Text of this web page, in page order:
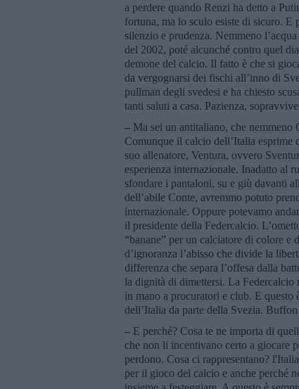
a perdere quando Renzi ha detto a
fortuna, ma lo sculo esiste di sicuro. E
silenzio e prudenza. Nemmeno
del 2002, poté alcunché contro quel
demone del calcio. Il fatto è che si
da vergognarsi dei fischi all’inno di
pullman degli svedesi e ha chiesto
tanti saluti a casa. Pazienza,
– Ma sei un antitaliano, che
Comunque il calcio dell’Italia
suo allenatore, Ventura, ovvero
esperienza internazionale. Inadatto al
sfondare i pantaloni, su e giù davanti
dell’abile Conte, avremmo potuto
internazionale. Oppure potevamo
il presidente della Federcalcio.
“banane” per un calciatore di colore e
d’ignoranza l’abisso che divide la
differenza che separa l’offesa dalla
la dignità di dimettersi. La Federcalcio
in mano a procuratori e club. E
dell’Italia da parte della Svezia.
– E perché? Cosa te ne importa di
che non li incentivano certo a giocare
perdono. Cosa ci rappresentano?
per il gioco del calcio e anche perché